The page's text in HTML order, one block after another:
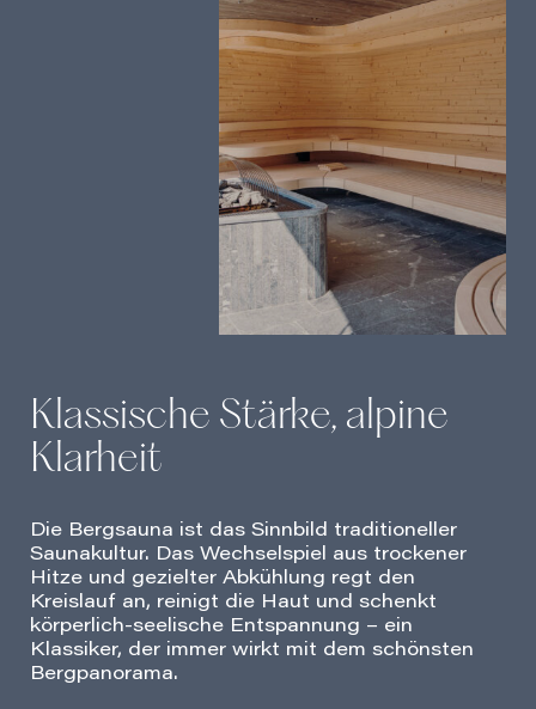
Klassische Stärke, alpine
Klarheit
Die Bergsauna ist das Sinnbild traditioneller
Saunakultur. Das Wechselspiel aus trockener
Hitze und gezielter Abkühlung regt den
Kreislauf an, reinigt die Haut und schenkt
körperlich-seelische Entspannung – ein
Klassiker, der immer wirkt mit dem schönsten
Bergpanorama.